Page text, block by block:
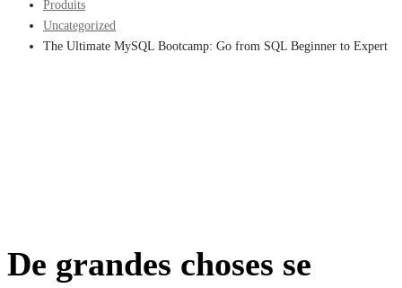
Produits
Uncategorized
The Ultimate MySQL Bootcamp: Go from SQL Beginner to Expert
De grandes choses se